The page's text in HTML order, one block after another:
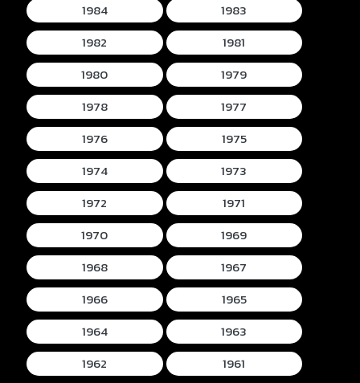
1984
1983
1982
1981
1980
1979
1978
1977
1976
1975
1974
1973
1972
1971
1970
1969
1968
1967
1966
1965
1964
1963
1962
1961